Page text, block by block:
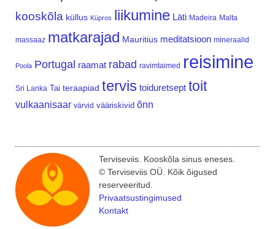
kooskõla küllus Küpros liikumine Läti Madeira Malta
massaaz matkarajad Mauritius meditatsioon mineraalid
Poola Portugal raamat rabad ravimtaimed reisimine
Sri Lanka Tai teraapiad tervis toiduretsept toit
vulkaanisaar värvid vääriskivid õnn
Terviseviis. Kooskõla sinus eneses.
© Terviseviis OÜ. Kõik õigused
reserveeritud.
Privaatsustingimused
Kontakt